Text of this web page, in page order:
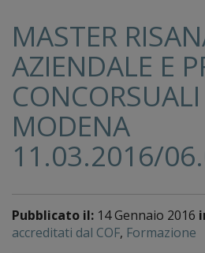
MASTER
AZIENDALE E
MODENA
11.03.2016/
Pubblicato il: 14 Gennaio 2016
accreditati dal COF, Formazione